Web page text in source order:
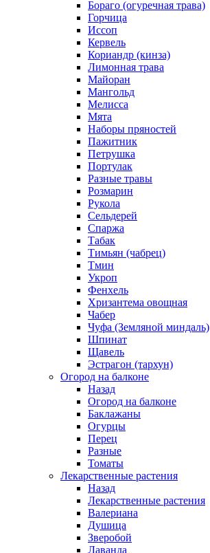
Бораго (огуречная трава)
Горчица
Иссоп
Кервель
Кориандр (кинза)
Лимонная трава
Майоран
Мангольд
Мелисса
Мята
Наборы пряностей
Пажитник
Петрушка
Портулак
Разные травы
Розмарин
Рукола
Сельдерей
Спаржа
Табак
Тимьян (чабрец)
Тмин
Укроп
Фенхель
Хризантема овощная
Чабер
Чуфа (Земляной миндаль)
Шпинат
Щавель
Эстрагон (тархун)
Огород на балконе
Назад
Огород на балконе
Баклажаны
Огурцы
Перец
Разные
Томаты
Лекарственные растения
Назад
Лекарственные растения
Валериана
Душица
Зверобой
Лаванда